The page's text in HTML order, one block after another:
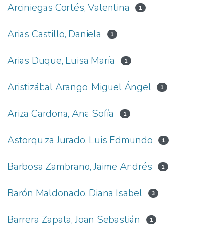
Arciniegas Cortés, Valentina 1
Arias Castillo, Daniela 1
Arias Duque, Luisa María 1
Aristizábal Arango, Miguel Ángel 1
Ariza Cardona, Ana Sofía 1
Astorquiza Jurado, Luis Edmundo 1
Barbosa Zambrano, Jaime Andrés 1
Barón Maldonado, Diana Isabel 3
Barrera Zapata, Joan Sebastián 1